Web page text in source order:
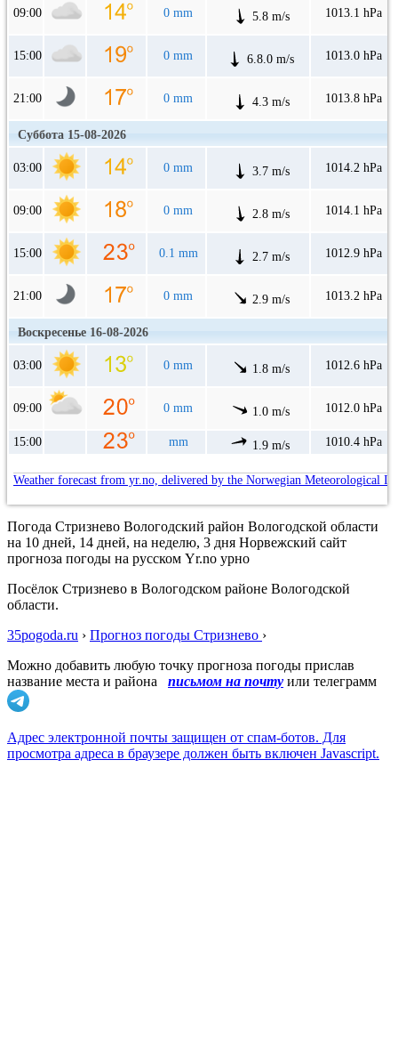
09:00 0 mm 5.8 m/s 1013.1 hPa
15:00 0 mm 6.8.0 m/s 1013.0 hPa
21:00 0 mm 4.3 m/s 1013.8 hPa
Суббота 15-08-2026
03:00 0 mm 3.7 m/s 1014.2 hPa
09:00 0 mm 2.8 m/s 1014.1 hPa
15:00 0.1 mm 2.7 m/s 1012.9 hPa
21:00 0 mm 2.9 m/s 1013.2 hPa
Воскресенье 16-08-2026
03:00 0 mm 1.8 m/s 1012.6 hPa
09:00 0 mm 1.0 m/s 1012.0 hPa
15:00 mm 1.9 m/s 1010.4 hPa
Weather forecast from yr.no, delivered by the Norwegian Meteorological
Погода Стризнево Вологодский район Вологодской области
на 10 дней, 14 дней, на неделю, 3 дня Норвежский сайт
прогноза погоды на русском Yr.no урно
Посёлок Стризнево в Вологодском районе Вологодской
области.
35pogoda.ru › Прогноз погоды Стризнево ›
Можно добавить любую точку прогноза погоды прислав
название места и района
письмом на почту или телеграмм
Адрес электронной почты защищен от спам-ботов. Для
просмотра адреса в браузере должен быть включен Javascript.